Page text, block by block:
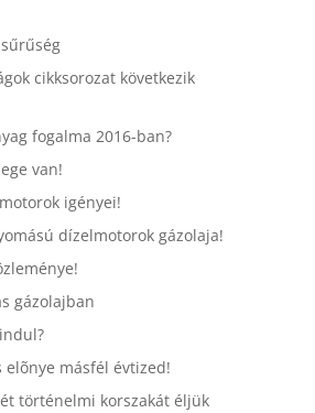
cikksorozat következik
fogalma 2016-ban?
van!
igényei!
dízelmotorok gázolaja!
gázolajban
elõnye másfél évtized!
történelmi korszakát éljük